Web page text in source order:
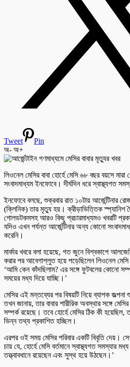
Tweet
Pin
অ- অ+
লিওনেল মেসির বাবা হোর্হে মেসি ৬৮ বছর বয়সে মারা
সংবাদমাধ্যম ইনফোবে। দীর্ঘদিন ধরে স্বাস্থ্যগত
ইনফোবে বলছে, শুক্রবার রাত ১০টায় আর্জেন্টিনার
(ক্লিনিক) তার মৃত্যু হয়। ক্রীড়াভিত্তিক স্প্যানিশ
গোলডটকমসহ আরও কিছু প্রচারমাধ্যমও খবরটি
যদিও এখন পর্যন্ত আর্জেন্টিনার অন্য কোনো
করেনি।
মার্কার খবরে বলা হয়েছে, গত জুনে বিশ্বকাপে
করার পর আবেগাপ্লুত হয়ে পড়েছিলেন লিওনেল
‘আমি কেন কাঁদছিলাম? এর সঙ্গে ফুটবলের কোনো
সময়ের মধ্য দিয়ে যাচ্ছি।’
মেসির এই মন্তব্যের পর বিষয়টি নিয়ে ব্যাপক
তখন জানায়, তার বাবার শারীরিক অবস্থার সঙ্গে
সম্পর্ক রয়েছে। তবে হোর্হে মেসির ঠিক কী হয়েছিল,
ভিন্ন তথ্য প্রকাশিত হচ্ছিল।
এরপর ওই সময় মেসির পরিবার একটি বিবৃতি দেয়।
চায় যে, হোর্হে মেসি বর্তমানে স্বাস্থ্যগত সমস্যার
তত্ত্বাবধানে রয়েছেন এবং সুস্থ হয়ে উঠছেন।’